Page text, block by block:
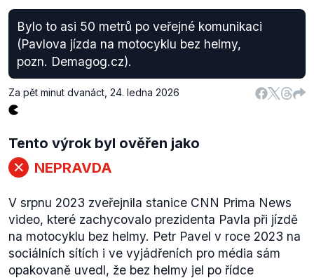
Bylo to asi 50 metrů po veřejné komunikaci
(Pavlova jízda na motocyklu bez helmy,
pozn. Demagog.cz).
Za pět minut dvanáct 24. ledna 2026
Tento výrok byl ověřen jako
NEPRAVDA
V srpnu 2023 zveřejnila stanice CNN Prima News
video, které zachycovalo prezidenta Pavla při jízdě
na motocyklu bez helmy. Petr Pavel v roce 2023 na
sociálních sítích i ve vyjádřeních pro média sám
opakovaně uvedl, že bez helmy jel po řídce